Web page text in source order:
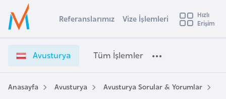
Ülke Seçimi
Başvuru yapmak istediğiniz ülkeyi seçin
Üye
Girişi
v
s
t
u
e
Referanslarımız Vize İşlemleri
Hızlı
Erişim
Avusturya Tüm İşlemler
Anasayfa Avusturya Avusturya Sorular & Yorumlar
s
t
r
a